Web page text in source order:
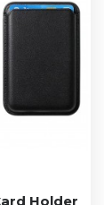
Holder